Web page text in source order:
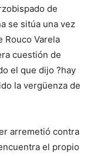
de
se sitúa una vez
Rouco Varela
cuestión de
el que dijo ?hay
la vergüenza de
arremetió contra
el propio